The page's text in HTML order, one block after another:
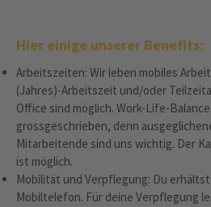
Hier einige unserer Benefits:
Arbeitszeiten: Wir leben mobiles
(Jahres)-Arbeitszeit und/oder
Office sind möglich. Work-Life-
grossgeschrieben, denn
Mitarbeitende sind uns wichtig. Der
ist möglich.
Mobilität und Verpflegung: Du
Mobiltelefon. Für deine Verpflegung